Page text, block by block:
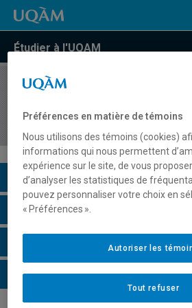
Étudier à l'UQAM
COURS//
la religion
Description du cours
Horaire - Été 2026
Horaire - Automne 2026
Horaire - Hiver 2027
Préférences en matière de témoins
Nous utilisons des témoins (cookies)
informations qui nous permettent
expérience sur le site, de vous
d’analyser les statistiques de
pouvez personnaliser votre choix en
« Préférences ».
Tout refuser
Autoriser les